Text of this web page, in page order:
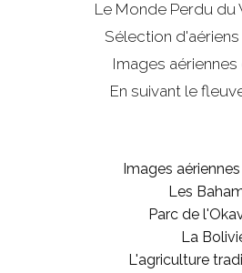
Le Monde Perdu du
Sélection d'aériens
Images aériennes
En suivant le
Images
Les
Parc de
La
L'agriculture